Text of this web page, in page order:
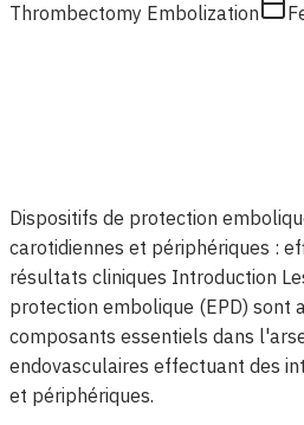
Thrombectomy Embolization
Dispositifs de protection
carotidiennes et périphériques :
résultats cliniques Introduction
protection embolique (EPD) sont
composants essentiels dans
endovasculaires effectuant des
et périphériques.